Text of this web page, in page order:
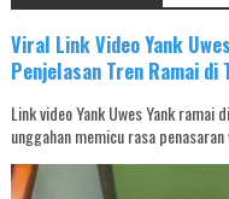
Viral Link Video Yank
Penjelasan Tren Ramai di
Link video Yank Uwes Yank
unggahan memicu rasa